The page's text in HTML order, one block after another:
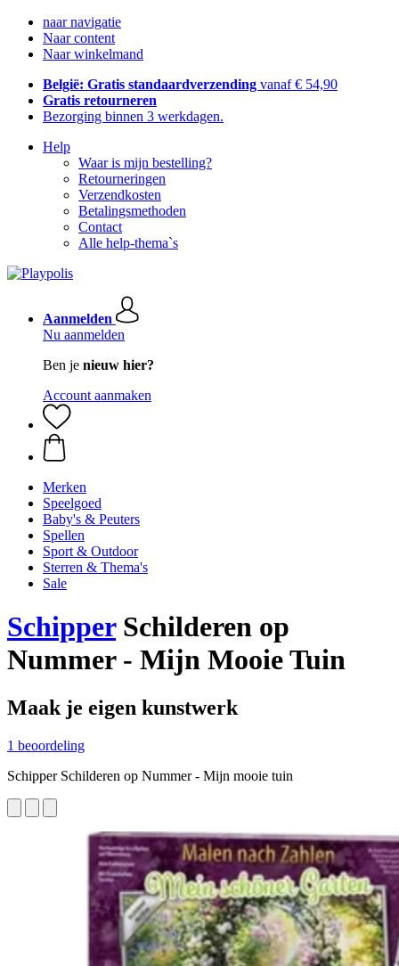
naar navigatie
Naar content
Naar winkelmand
België: Gratis standaardverzending vanaf € 54,90
Gratis retourneren
Bezorging binnen 3 werkdagen.
Help
Waar is mijn bestelling?
Retourneringen
Verzendkosten
Betalingsmethoden
Contact
Alle help-thema`s
Aanmelden
Nu aanmelden
Ben je nieuw hier?
Account aanmaken
Merken
Speelgoed
Baby's & Peuters
Spellen
Sport & Outdoor
Sterren & Thema's
Sale
SchipperSchilderen op
Nummer - Mijn Mooie Tuin
Maak je eigen kunstwerk
1 beoordeling
Schipper Schilderen op Nummer - Mijn mooie tuin